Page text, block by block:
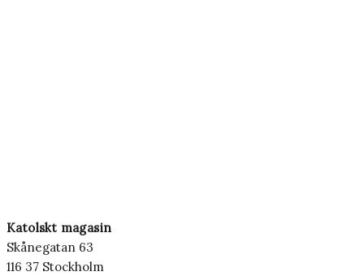
Katolskt magasin
Skånegatan 63
116 37 Stockholm